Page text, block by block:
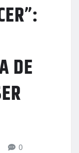
DE
0